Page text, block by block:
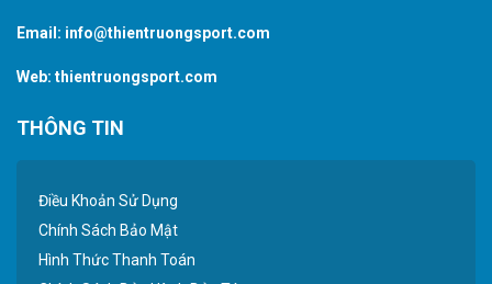
Email: info@thientruongsport.com
Web: thientruongsport.com
THÔNG TIN
Điều Khoản Sử Dụng
Chính Sách Bảo Mật
Hình Thức Thanh Toán